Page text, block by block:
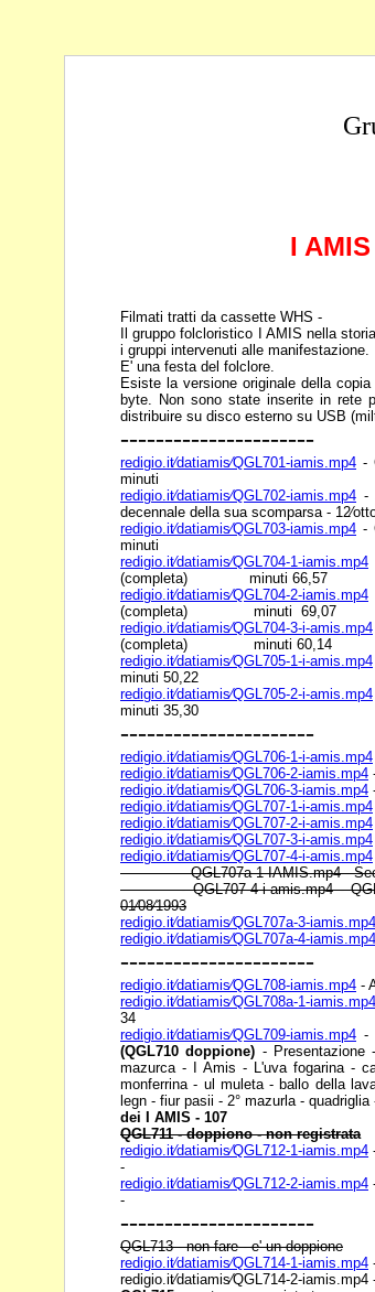
I
Filmati tratti da cassette WHS -
Il gruppo folcloristico I AMIS nella
i gruppi intervenuti alle manifestazione.
E' una festa del folclore.
Esiste la versione originale della
byte. Non sono state inserite in
distribuire su disco esterno su USB
----------------------
redigio.it⁄datiamis⁄QGL701-iamis.mp4 -
minuti
redigio.it⁄datiamis⁄QGL702-iamis.mp4 -
decennale della sua scomparsa -
redigio.it⁄datiamis⁄QGL703-iamis.mp4 -
minuti
redigio.it⁄datiamis⁄QGL704-1-iamis.mp4
(completa) minuti 66,57
redigio.it⁄datiamis⁄QGL704-2-iamis.mp4
(completa) minuti 69,07
redigio.it⁄datiamis⁄QGL704-3-i-amis.mp4
(completa) minuti 60,14
redigio.it⁄datiamis⁄QGL705-1-i-amis.mp4
minuti 50,22
redigio.it⁄datiamis⁄QGL705-2-i-amis.mp4
minuti 35,30
----------------------
redigio.it⁄datiamis⁄QGL706-1-i-amis.mp4
redigio.it⁄datiamis⁄QGL706-2-iamis.mp4
redigio.it⁄datiamis⁄QGL706-3-iamis.mp4
redigio.it⁄datiamis⁄QGL707-1-i-amis.mp4
redigio.it⁄datiamis⁄QGL707-2-i-amis.mp4
redigio.it⁄datiamis⁄QGL707-3-i-amis.mp4
redigio.it⁄datiamis⁄QGL707-4-i-amis.mp4
QGL707a-1-IAMIS.mp4 - Seconda
- QGL707-4-i-amis.mp4 -
01⁄08⁄1993
redigio.it⁄datiamis⁄QGL707a-3-iamis.mp4
redigio.it⁄datiamis⁄QGL707a-4-iamis.mp4
----------------------
redigio.it⁄datiamis⁄QGL708-iamis.mp4 -
redigio.it⁄datiamis⁄QGL708a-1-iamis.mp4
34
redigio.it⁄datiamis⁄QGL709-iamis.mp4 -
(QGL710 doppione) - Presentazione
mazurca - I Amis - L'uva fogarina -
monferrina - ul muleta - ballo della
legn - fiur pasii - 2° mazurla -
dei I AMIS - 107
QGL711 - doppiono - non registrata
redigio.it⁄datiamis⁄QGL712-1-iamis.mp4
-
redigio.it⁄datiamis⁄QGL712-2-iamis.mp4
-
----------------------
QGL713 - non fare - e' un doppione
redigio.it⁄datiamis⁄QGL714-1-iamis.mp4
redigio.it⁄datiamis⁄QGL714-2-iamis.mp4